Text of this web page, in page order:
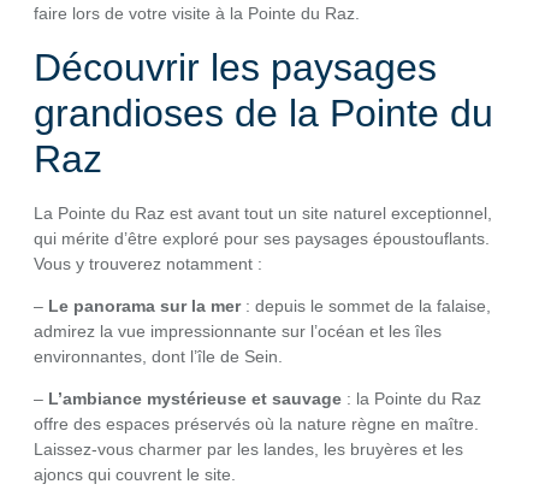
faire lors de votre visite à la Pointe du Raz.
Découvrir les paysages
grandioses de la Pointe du
Raz
La Pointe du Raz est avant tout un site naturel exceptionnel,
qui mérite d’être exploré pour ses paysages époustouflants.
Vous y trouverez notamment :
– Le panorama sur la mer: depuis le sommet de la falaise,
admirez la vue impressionnante sur l’océan et les îles
environnantes, dont l’île de Sein.
– L’ambiance mystérieuse et sauvage : la Pointe du Raz
offre des espaces préservés où la nature règne en maître.
Laissez-vous charmer par les landes, les bruyères et les
ajoncs qui couvrent le site.